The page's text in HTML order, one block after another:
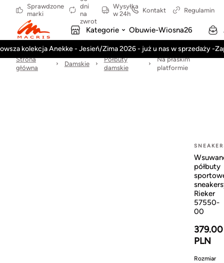
Sprawdzone
marki
dni
na
zwrot
Wysyłka
w 24h
Kontakt Regulamin
Kategorie Obuwie-Wiosna26
kolekcja Anekke - Jesień/Zima 2026 - już u nas w sprzedaży -
Strona
główna
Damskie
Półbuty
damskie
Na płaskim
platformie
półbuty
Rieker
57550-
00
379.00
PLN
Rozmiar